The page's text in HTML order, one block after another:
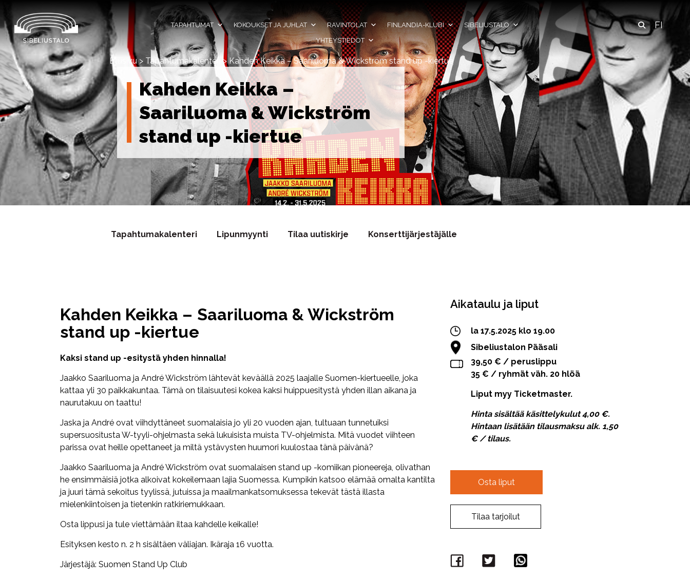
content
TAPAHTUMAT KOKOUKSET JA JUHLAT RAVINTOLAT FINLANDIA-KLUBI
SIBELIUSTALO
YHTEYSTIEDOT
FI
Etusivu> Tapahtumakalenteri > Kahden Keikka – Saariluoma & Wickström stand up -kiertue
Kahden Keikka –
Saariluoma & Wickström
stand up -kiertue
Tapahtumakalenteri Lipunmyynti Tilaa uutiskirje Konserttijärjestäjälle
Kahden Keikka – Saariluoma & Wickström
stand up -kiertue
Kaksi stand up -esitystä yhden hinnalla!
Jaakko Saariluoma ja André Wickström lähtevät keväällä 2025 laajalle Suomen-kiertueelle, joka
kattaa yli 30 paikkakuntaa. Tämä on tilaisuutesi kokea kaksi huippuesitystä yhden illan aikana ja
naurutakuu on taattu!
Jaska ja André ovat viihdyttäneet suomalaisia jo yli 20 vuoden ajan, tultuaan tunnetuiksi
supersuositusta W-tyyli-ohjelmasta sekä lukuisista muista TV-ohjelmista. Mitä vuodet viihteen
parissa ovat heille opettaneet ja miltä ystävysten huumori kuulostaa tänä päivänä?
Jaakko Saariluoma ja André Wickström ovat suomalaisen stand up -komiikan pioneereja, olivathan
he ensimmäisiä jotka alkoivat kokeilemaan lajia Suomessa. Kumpikin katsoo elämää omalta kantilta
ja juuri tämä sekoitus tyylissä, jutuissa ja maailmankatsomuksessa tekevät tästä illasta
mielenkiintoisen ja tietenkin ratkiriemukkaan.
Osta lippusi ja tule viettämään iltaa kahdelle keikalle!
Esityksen kesto n. 2 h sisältäen väliajan. Ikäraja 16 vuotta.
Järjestäjä: Suomen Stand Up Club
Aikataulu ja liput
la 17.5.2025 klo 19.00
Sibeliustalon Pääsali
39,50 € / peruslippu
35 € / ryhmät väh. 20 hlöä
Liput myy Ticketmaster.
Hinta sisältää käsittelykulut 4,00 €.
Hintaan lisätään tilausmaksu alk. 1,50
€ / tilaus.
Osta liput
Tilaa tarjoilut
Facebook
Twitter